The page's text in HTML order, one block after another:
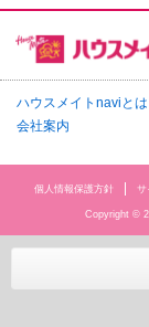
ハウスメイトnaviとは
会社案内
個人情報保護方針 サ
Copyright ©